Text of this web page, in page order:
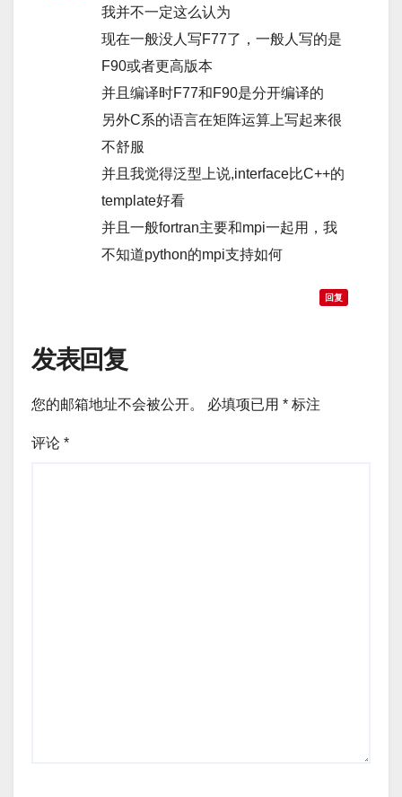
我并不一定这么认为
现在一般没人写F77了，一般人写的是
F90或者更高版本
并且编译时F77和F90是分开编译的
另外C系的语言在矩阵运算上写起来很
不舒服
并且我觉得泛型上说,interface比C++的
template好看
并且一般fortran主要和mpi一起用，我
不知道python的mpi支持如何
回复
发表回复
您的邮箱地址不会被公开。 必填项已用 * 标注
评论 *